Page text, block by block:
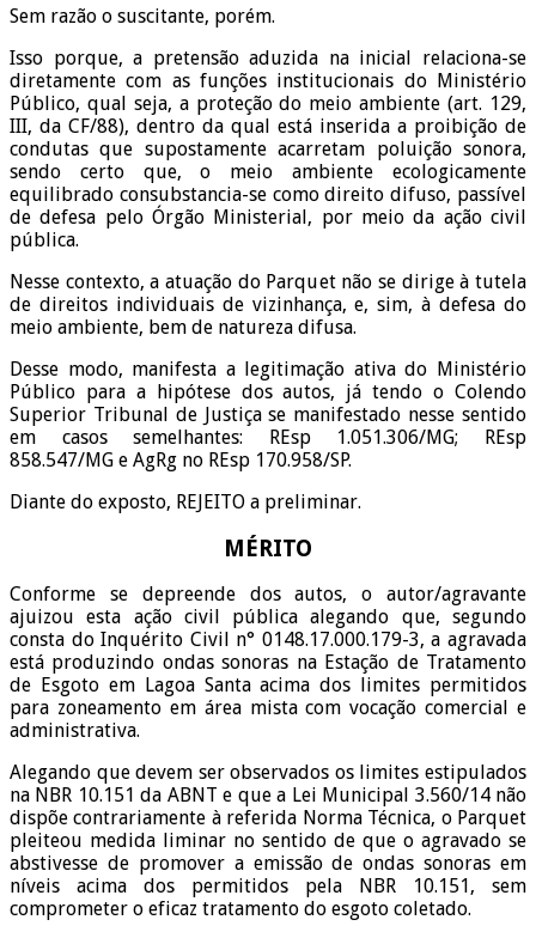
Sem razão o suscitante, porém.
Isso porque, a pretensão aduzida na inicial relaciona-se
diretamente com as funções institucionais do Ministério
Público, qual seja, a proteção do meio ambiente (art. 129,
III, da CF/88), dentro da qual está inserida a proibição de
condutas que supostamente acarretam poluição sonora,
sendo certo que, o meio ambiente ecologicamente
equilibrado consubstancia-se como direito difuso, passível
de defesa pelo Órgão Ministerial, por meio da ação civil
pública.
Nesse contexto, a atuação do Parquet não se dirige à tutela
de direitos individuais de vizinhança, e, sim, à defesa do
meio ambiente, bem de natureza difusa.
Desse modo, manifesta a legitimação ativa do Ministério
Público para a hipótese dos autos, já tendo o Colendo
Superior Tribunal de Justiça se manifestado nesse sentido
em casos semelhantes: REsp 1.051.306/MG; REsp
858.547/MG e AgRg no REsp 170.958/SP.
Diante do exposto, REJEITO a preliminar.
MÉRITO
Conforme se depreende dos autos, o autor/agravante
ajuizou esta ação civil pública alegando que, segundo
consta do Inquérito Civil n° 0148.17.000.179-3, a agravada
está produzindo ondas sonoras na Estação de Tratamento
de Esgoto em Lagoa Santa acima dos limites permitidos
para zoneamento em área mista com vocação comercial e
administrativa.
Alegando que devem ser observados os limites estipulados
na NBR 10.151 da ABNT e que a Lei Municipal 3.560/14 não
dispõe contrariamente à referida Norma Técnica, o Parquet
pleiteou medida liminar no sentido de que o agravado se
abstivesse de promover a emissão de ondas sonoras em
níveis acima dos permitidos pela NBR 10.151, sem
comprometer o eficaz tratamento do esgoto coletado.